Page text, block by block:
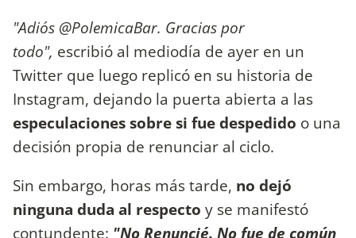
"Adiós @PolemicaBar. Gracias por
todo", escribió al mediodía de ayer en un
Twitter que luego replicó en su historia de
Instagram, dejando la puerta abierta a las
especulaciones sobre si fue despedido o una
decisión propia de renunciar al ciclo.
Sin embargo, horas más tarde, no dejó
ninguna duda al respecto y se manifestó
contundente: "No Renuncié. No fue de común